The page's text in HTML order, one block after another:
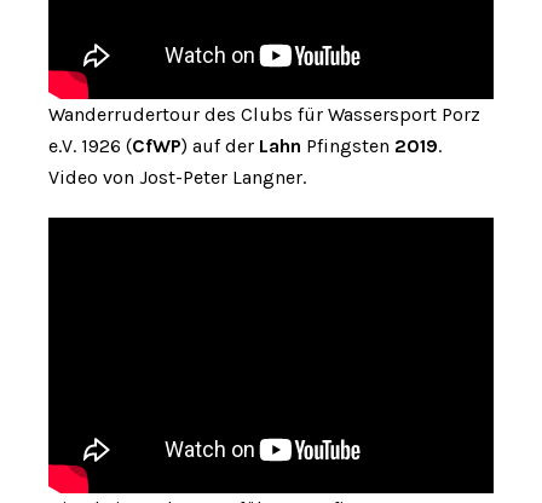
Wanderrudertour des Clubs für Wassersport Porz
e.V. 1926 (CfWP) auf der Lahn Pfingsten 2019.
Video von Jost-Peter Langner.